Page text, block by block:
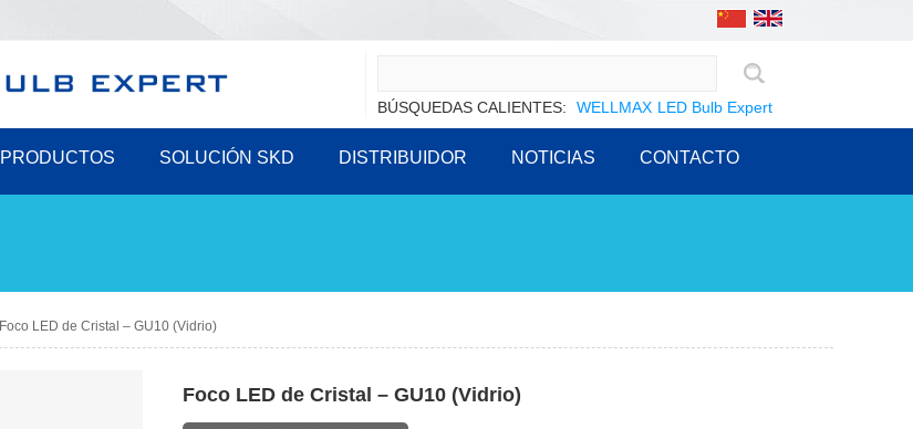
BÚSQUEDAS CALIENTES: WELLMAX LED Bulb Expert
PRODUCTOS SOLUCIÓN SKD DISTRIBUIDOR NOTICIAS CONTACTO
Foco LED de Cristal – GU10 (Vidrio)
Foco LED de Cristal – GU10 (Vidrio)